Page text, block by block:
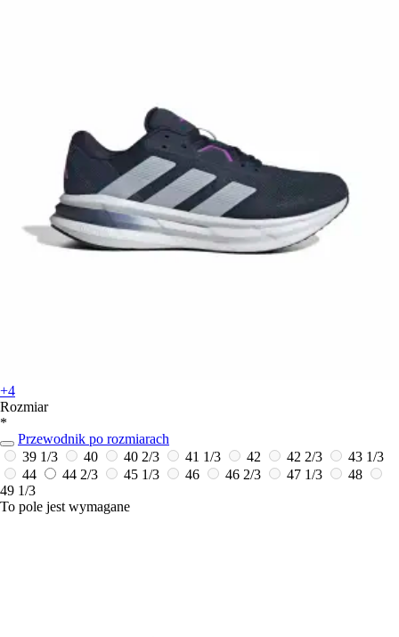
+4
Rozmiar
*
Przewodnik po rozmiarach
39 1/3
40 40 2/3 41 1/3 42 42 2/3
43 1/3
44
44 2/3 45 1/3 46 46 2/3 47 1/3
48
49 1/3
To pole jest wymagane